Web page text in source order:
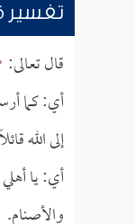
تفسير
قال تعالى:
أي: كما
إلى الله
أي: يا
والأصنام.